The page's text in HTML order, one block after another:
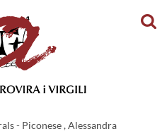
- Piconese , Alessandra